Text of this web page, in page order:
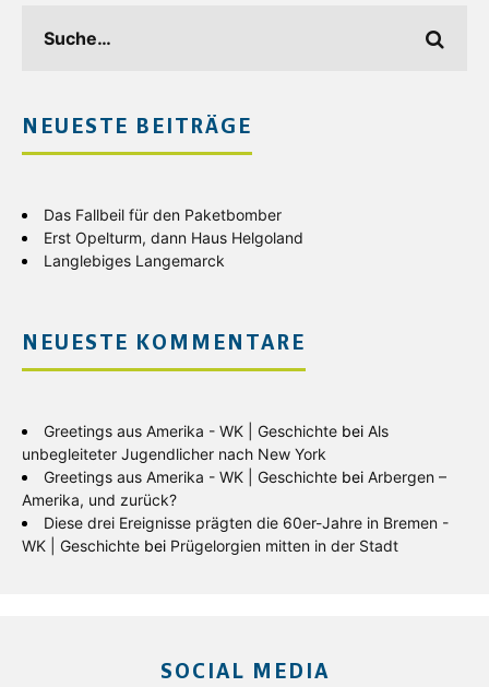
NEUESTE BEITRÄGE
Das Fallbeil für den Paketbomber
Erst Opelturm, dann Haus Helgoland
Langlebiges Langemarck
NEUESTE KOMMENTARE
Greetings aus Amerika - WK | Geschichte bei Als
unbegleiteter Jugendlicher nach New York
Greetings aus Amerika - WK | Geschichte bei Arbergen –
Amerika, und zurück?
Diese drei Ereignisse prägten die 60er-Jahre in Bremen -
WK | Geschichte bei Prügelorgien mitten in der Stadt
SOCIAL MEDIA